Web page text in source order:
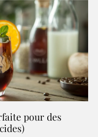
pour des